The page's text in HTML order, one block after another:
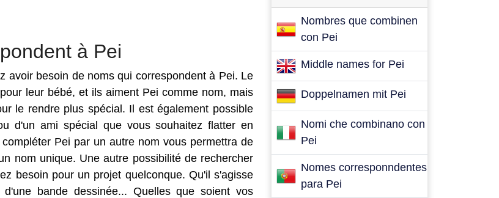
à Pei
avoir besoin de noms qui correspondent à Pei. Le
leur bébé, et ils aiment Pei comme nom, mais
le rendre plus spécial. Il est également possible
d'un ami spécial que vous souhaitez flatter en
Pei par un autre nom vous permettra de
nom unique. Une autre possibilité de rechercher
besoin pour un projet quelconque. Qu'il s'agisse
bande dessinée... Quelles que soient vos
Nombres que combinen
con Pei
Middle names for Pei
Doppelnamen mit Pei
Nomi che combinano con
Pei
Nomes corresponndentes
para Pei